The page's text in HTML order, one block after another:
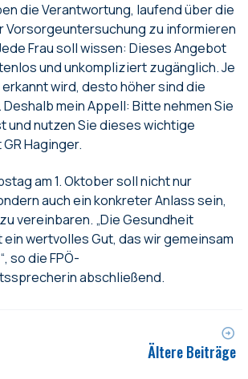
die Verantwortung, laufend über die
Vorsorgeuntersuchung zu informieren
Frau soll wissen: Dieses Angebot
und unkompliziert zugänglich. Je
wird, desto höher sind die
mein Appell: Bitte nehmen Sie
und nutzen Sie dieses wichtige
Haginger.
am 1. Oktober soll nicht nur
auch ein konkreter Anlass sein,
vereinbaren. „Die Gesundheit
ein wertvolles Gut, das wir gemeinsam
so die FPÖ-
abschließend.
Ältere Beiträge